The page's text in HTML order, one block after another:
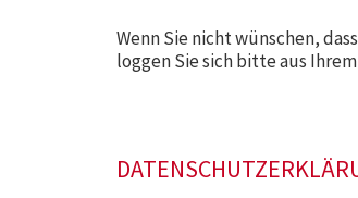
Wenn Sie nicht wünschen,
loggen Sie sich bitte aus